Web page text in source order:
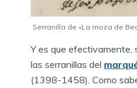
Serranilla de «La moza de
Y es que efectivamente,
las serranillas del
(1398-1458). Como